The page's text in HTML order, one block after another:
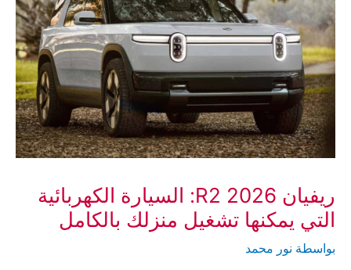
ريفيان R2 2026: السيارة الكهربائية
التي يمكنها تشغيل منزلك بالكامل
بواسطة نور محمد